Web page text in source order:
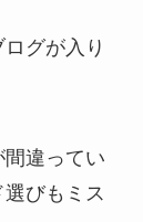
グが入り
間違ってい
びもミス